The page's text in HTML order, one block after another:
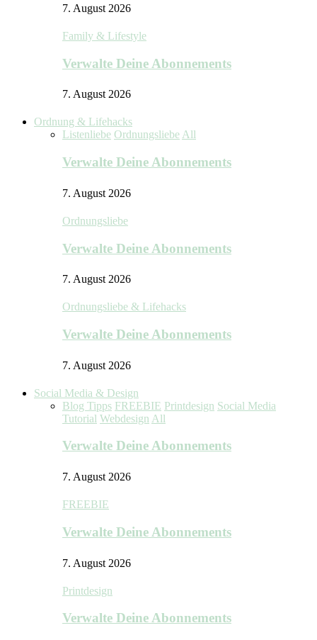
7. August 2026
Family & Lifestyle
Verwalte Deine Abonnements
7. August 2026
Ordnung & Lifehacks
Listenliebe Ordnungsliebe All
Verwalte Deine Abonnements
7. August 2026
Ordnungsliebe
Verwalte Deine Abonnements
7. August 2026
Ordnungsliebe & Lifehacks
Verwalte Deine Abonnements
7. August 2026
Social Media & Design
Blog Tipps FREEBIE Printdesign Social Media
Tutorial Webdesign All
Verwalte Deine Abonnements
7. August 2026
FREEBIE
Verwalte Deine Abonnements
7. August 2026
Printdesign
Verwalte Deine Abonnements